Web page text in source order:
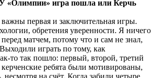
«Олимпии» игра пошла или Керчь
первая и заключительная игры.
обретения уверенности. Я ничего
матчем, потому что и сам не знал,
играть по тому, как
то так пошло: первый, второй, третий
ребята были мотивированы,
несмотря на счёт. Когда забили четыре